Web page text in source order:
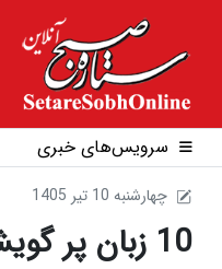
سرویس‌های خبری
1405 چهارشنبه 10 تير
10 زبان پر گویش جهان